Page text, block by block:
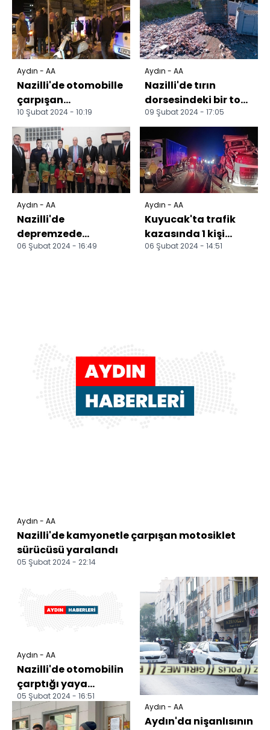
Aydın - AA
Nazilli'de otomobille
çarpışan
motosikletli
yaralandı
10 Şubat 2024 - 10:19
Aydın - AA
Nazilli'de tırın
dorsesindeki bir ton
balık yola saçıldı
09 Şubat 2024 - 17:05
Aydın - AA
Nazilli'de
depremzede
öğrenciler için
06 Şubat 2024 - 16:49
Aydın - AA
Kuyucak'ta trafik
kazasında 1 kişi
yaralandı
06 Şubat 2024 - 14:51
Aydın - AA
Nazilli'de kamyonetle çarpışan motosiklet
sürücüsü yaralandı
05 Şubat 2024 - 22:14
Aydın - AA
Nazilli'de otomobilin
çarptığı yaya
yaralandı
05 Şubat 2024 - 16:51
Aydın - AA
Aydın'da nişanlısının